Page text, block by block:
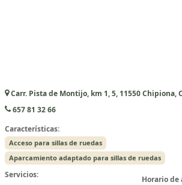
Carr. Pista de Montijo, km 1, 5, 11550 Chipiona,
657 81 32 66
Características:
Acceso para sillas de ruedas
Aparcamiento adaptado para sillas de ruedas
Servicios:
Horario de